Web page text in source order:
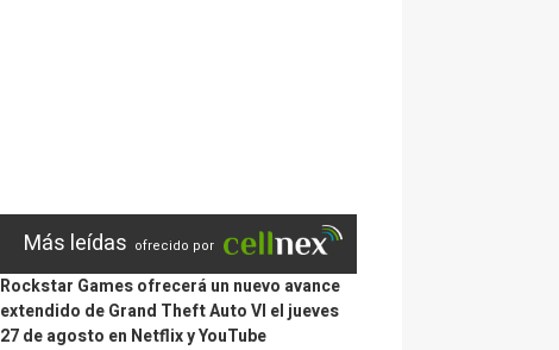
Más leídas ofrecido por
Rockstar Games ofrecerá un nuevo avance
extendido de Grand Theft Auto VI el jueves
27 de agosto en Netflix y YouTube